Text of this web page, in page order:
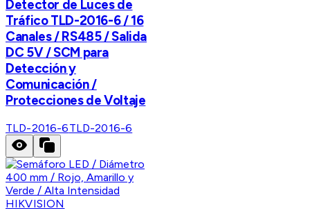
Detector de Luces de
Tráfico TLD-2016-6 / 16
Canales / RS485 / Salida
DC 5V / SCM para
Detección y
Comunicación /
Protecciones de Voltaje
TLD-2016-6TLD-2016-6
HIKVISION